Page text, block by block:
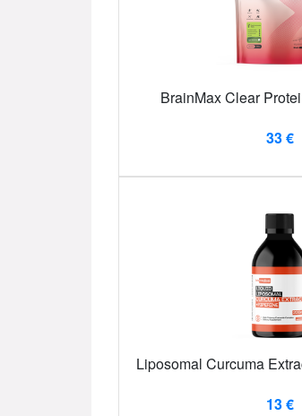
BrainMax Clear
33 €
Liposomal Curcuma
13 €